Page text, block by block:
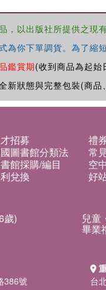
以出版社所提供之現
你下單調貨。為了
鑑賞期(收到商品為起始
狀態與完整包裝(商品
招募 禮
圖書館分類法 常
館採購/編目 空
兌換 好
歲) 兒童
畢業
386號
台